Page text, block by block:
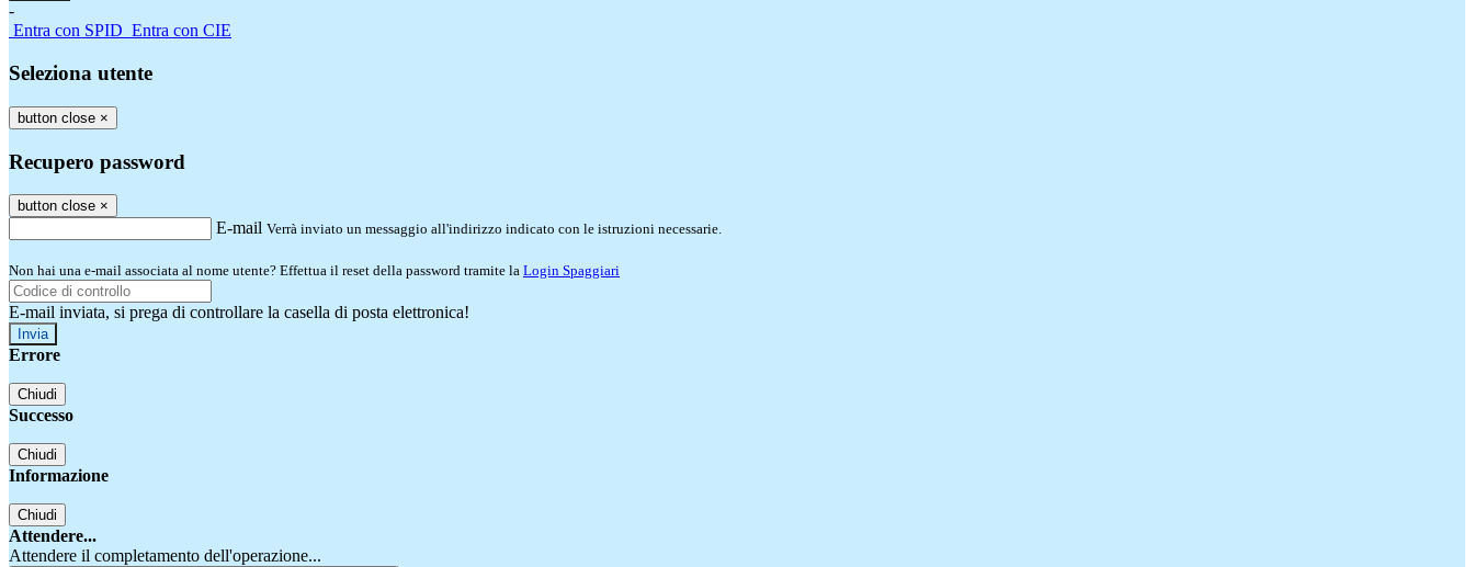
-
Entra con SPID Entra con CIE
Seleziona utente
button close ×
Recupero password
button close ×
E-mail Verrà inviato un messaggio all'indirizzo indicato con le istruzioni necessarie.
Non hai una e-mail associata al nome utente? Effettua il reset della password tramite la Login Spaggiari
E-mail inviata, si prega di controllare la casella di posta elettronica!
Errore
Chiudi
Successo
Chiudi
Informazione
Chiudi
Attendere...
Attendere il completamento dell'operazione...